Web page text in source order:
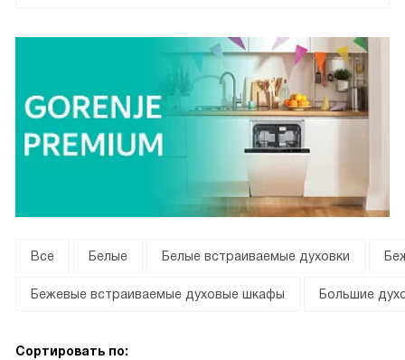
Все Белые Белые встраиваемые духовки
Бежевые встраиваемые духовые шкафы Большие
Сортировать по: